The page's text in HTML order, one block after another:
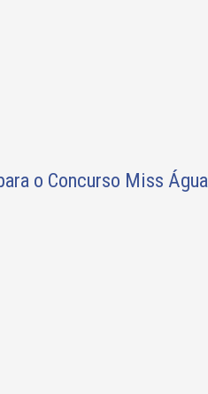
o Concurso Miss